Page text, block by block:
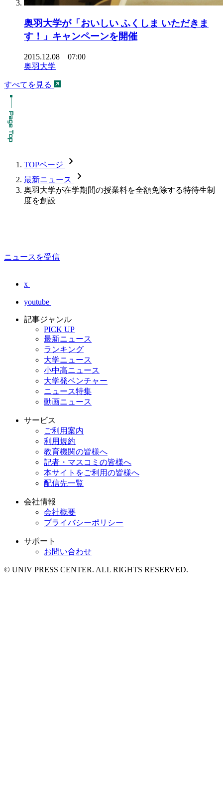
奥羽大学が「おいしい ふくしま いただきま
す！」キャンペーンを開催
2015.12.08 07:00
奥羽大学
すべてを見る
TOPページ chevron_forward
最新ニュース chevron_forward
奥羽大学が在学期間の授業料を全額免除する特待生制
度を創設
ニュースを受信
x
youtube
記事ジャンル
PICK UP
最新ニュース
ランキング
大学ニュース
小中高ニュース
大学発ベンチャー
ニュース特集
動画ニュース
サービス
ご利用案内
利用規約
教育機関の皆様へ
記者・マスコミの皆様へ
本サイトをご利用の皆様へ
配信先一覧
会社情報
会社概要
プライバシーポリシー
サポート
お問い合わせ
© UNIV PRESS CENTER. ALL RIGHTS RESERVED.